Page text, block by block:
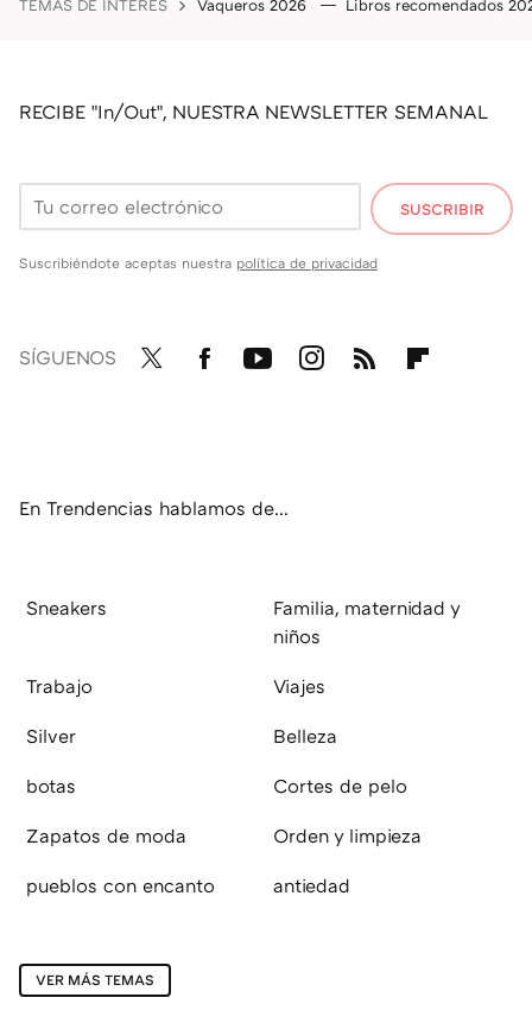
TEMAS DE INTERÉS Vaqueros 2026 Libros recomendados
RECIBE "In/Out", NUESTRA NEWSLETTER SEMANAL
SUSCRIBIR
Suscribiéndote aceptas nuestra política de privacidad
SÍGUENOS
En Trendencias hablamos de...
Sneakers
Familia, maternidad y
niños
Trabajo Viajes
Silver Belleza
botas Cortes de pelo
Zapatos de moda Orden y limpieza
pueblos con encanto antiedad
VER MÁS TEMAS